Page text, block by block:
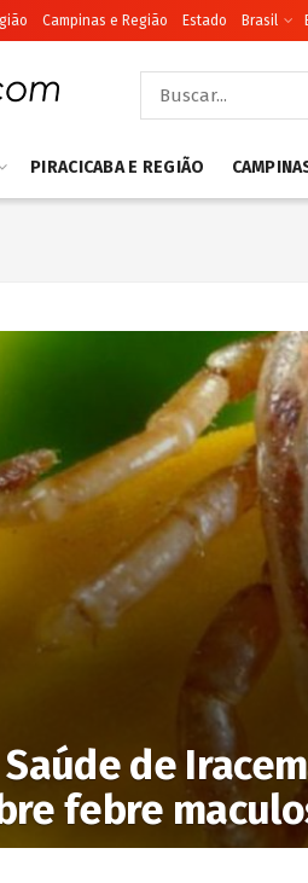
Campinas e Região Estado Brasil
PIRACICABA E REGIÃO
de
febre